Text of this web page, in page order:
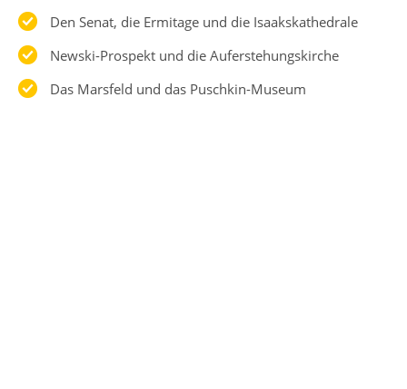
Den Senat, die Ermitage und die Isaakskathedrale
Newski-Prospekt und die Auferstehungskirche
Das Marsfeld und das Puschkin-Museum